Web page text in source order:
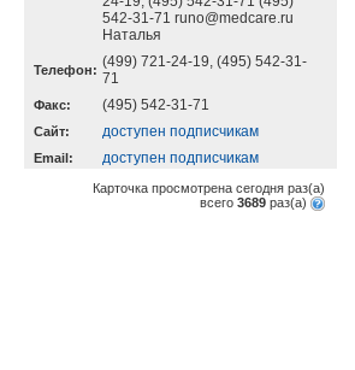
542-31-71 runo@medcare.ru
Наталья
Телефон: (499) 721-24-19, (495) 542-31-
71
Факс: (495) 542-31-71
Cайт: доступен подписчикам
Email: доступен подписчикам
Карточка просмотрена сегодня раз(a)
всего 3689 раз(a)